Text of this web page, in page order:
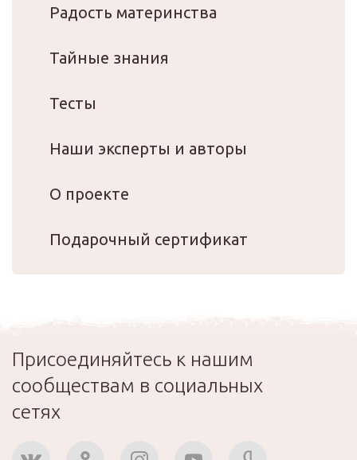
Радость материнства
Тайные знания
Тесты
Наши эксперты и авторы
О проекте
Подарочный сертификат
Присоединяйтесь к нашим
сообществам в социальных
сетях